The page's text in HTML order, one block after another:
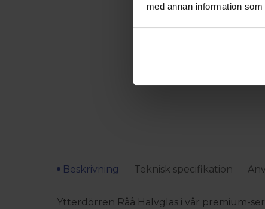
med annan information
Beskrivning Teknisk specifikation
Ytterdörren Råå Halvglas i vår premium-